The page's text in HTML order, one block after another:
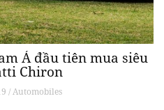
Á đầu tiên mua siêu
Chiron
/ Automobiles